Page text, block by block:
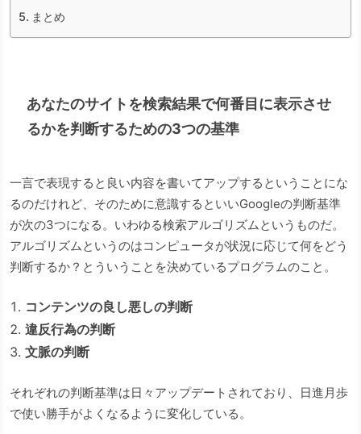
まとめ
あなたのサイトを検索結果で何番目に表示させ
るかを判断するための3つの基準
一言で表現すると良い内容を書いてアップするということにな
るのだけれど、そのために意識するといいGoogleの判断基準
が次の3つになる。いわゆる検索アルゴリズムというものだ。
アルゴリズムというのはコンピュータが状況に応じて何をどう
判断するか？とういうことを決めているプログラムのこと。
コンテンツの良し悪しの判断
違反行為の判断
文脈の判断
それぞれの判断基準は日々アップデートされており、日進月歩
で使い勝手がよくなるように変化している。